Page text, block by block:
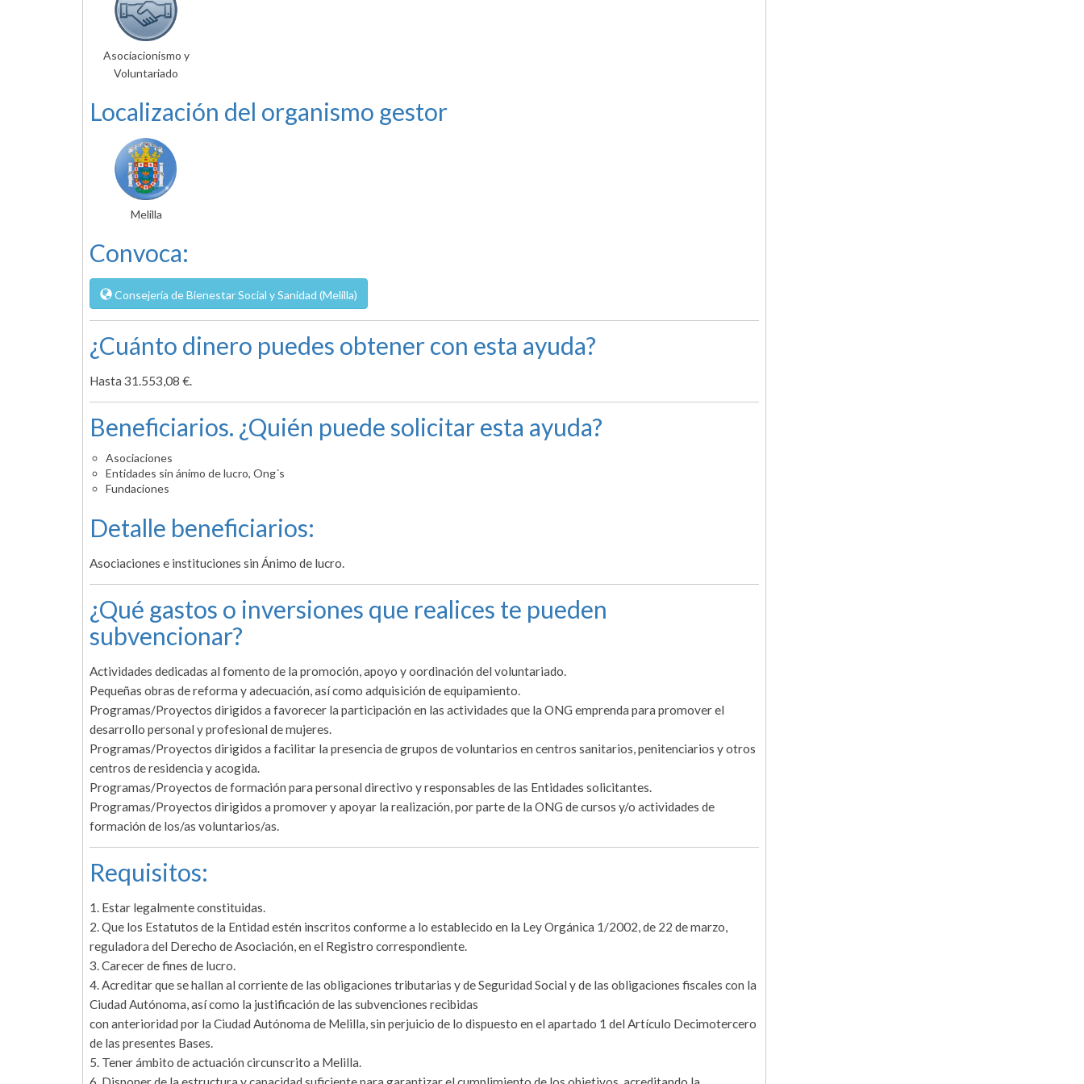
Asociacionismo y
Voluntariado
Localización del organismo gestor
Melilla
Convoca:
Consejería de Bienestar Social y Sanidad (Melilla)
¿Cuánto dinero puedes obtener con esta ayuda?
Hasta 31.553,08 €.
Beneficiarios. ¿Quién puede solicitar esta ayuda?
Asociaciones
Entidades sin ánimo de lucro, Ong´s
Fundaciones
Detalle beneficiarios:
Asociaciones e instituciones sin Ánimo de lucro.
¿Qué gastos o inversiones que realices te pueden
subvencionar?
Actividades dedicadas al fomento de la promoción, apoyo y oordinación del voluntariado.
Pequeñas obras de reforma y adecuación, así como adquisición de equipamiento.
Programas/Proyectos dirigidos a favorecer la participación en las actividades que la ONG emprenda para promover el
desarrollo personal y profesional de mujeres.
Programas/Proyectos dirigidos a facilitar la presencia de grupos de voluntarios en centros sanitarios, penitenciarios y otros
centros de residencia y acogida.
Programas/Proyectos de formación para personal directivo y responsables de las Entidades solicitantes.
Programas/Proyectos dirigidos a promover y apoyar la realización, por parte de la ONG de cursos y/o actividades de
formación de los/as voluntarios/as.
Requisitos:
1. Estar legalmente constituidas.
2. Que los Estatutos de la Entidad estén inscritos conforme a lo establecido en la Ley Orgánica 1/2002, de 22 de marzo,
reguladora del Derecho de Asociación, en el Registro correspondiente.
3. Carecer de fines de lucro.
4. Acreditar que se hallan al corriente de las obligaciones tributarias y de Seguridad Social y de las obligaciones fiscales con la
Ciudad Autónoma, así como la justificación de las subvenciones recibidas
con anterioridad por la Ciudad Autónoma de Melilla, sin perjuicio de lo dispuesto en el apartado 1 del Artículo Decimotercero
de las presentes Bases.
5. Tener ámbito de actuación circunscrito a Melilla.